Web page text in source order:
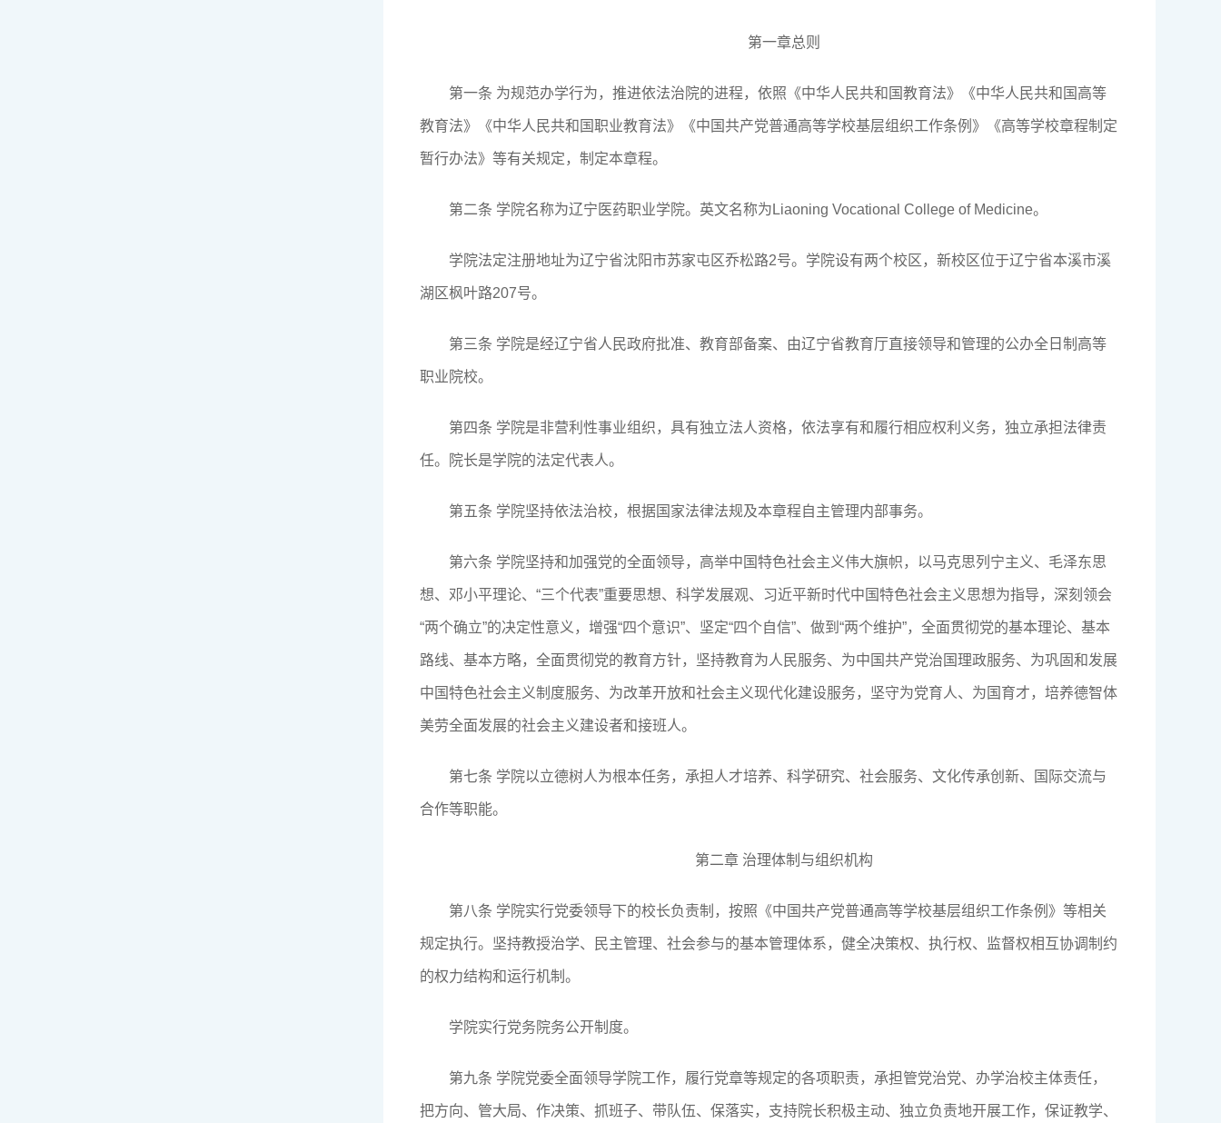
第一章总则
第一条 为规范办学行为，推进依法治院的进程，依照《中华人民共和国教育法》《中华人民共和国高等
教育法》《中华人民共和国职业教育法》《中国共产党普通高等学校基层组织工作条例》《高等学校章程制定
暂行办法》等有关规定，制定本章程。
第二条 学院名称为辽宁医药职业学院。英文名称为Liaoning Vocational College of Medicine。
学院法定注册地址为辽宁省沈阳市苏家屯区乔松路2号。学院设有两个校区，新校区位于辽宁省本溪市溪
湖区枫叶路207号。
第三条 学院是经辽宁省人民政府批准、教育部备案、由辽宁省教育厅直接领导和管理的公办全日制高等
职业院校。
第四条 学院是非营利性事业组织，具有独立法人资格，依法享有和履行相应权利义务，独立承担法律责
任。院长是学院的法定代表人。
第五条 学院坚持依法治校，根据国家法律法规及本章程自主管理内部事务。
第六条 学院坚持和加强党的全面领导，高举中国特色社会主义伟大旗帜，以马克思列宁主义、毛泽东思
想、邓小平理论、“三个代表”重要思想、科学发展观、习近平新时代中国特色社会主义思想为指导，深刻领会
“两个确立”的决定性意义，增强“四个意识”、坚定“四个自信”、做到“两个维护”，全面贯彻党的基本理论、基本
路线、基本方略，全面贯彻党的教育方针，坚持教育为人民服务、为中国共产党治国理政服务、为巩固和发展
中国特色社会主义制度服务、为改革开放和社会主义现代化建设服务，坚守为党育人、为国育才，培养德智体
美劳全面发展的社会主义建设者和接班人。
第七条 学院以立德树人为根本任务，承担人才培养、科学研究、社会服务、文化传承创新、国际交流与
合作等职能。
第二章 治理体制与组织机构
第八条 学院实行党委领导下的校长负责制，按照《中国共产党普通高等学校基层组织工作条例》等相关
规定执行。坚持教授治学、民主管理、社会参与的基本管理体系，健全决策权、执行权、监督权相互协调制约
的权力结构和运行机制。
学院实行党务院务公开制度。
第九条 学院党委全面领导学院工作，履行党章等规定的各项职责，承担管党治党、办学治校主体责任，
把方向、管大局、作决策、抓班子、带队伍、保落实，支持院长积极主动、独立负责地开展工作，保证教学、